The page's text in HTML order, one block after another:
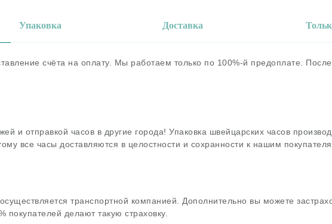
Упаковка Доставка
счёта на оплату. Мы работаем только по 100%-й предоплате.
и отправкой часов в другие города! Упаковка швейцарских часов
все часы доставляются в целостности и сохранности к нашим
транспортной компанией. Дополнительно вы можете
покупателей делают такую страховку.